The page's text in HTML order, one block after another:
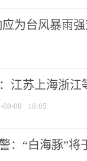
为台风暴雨
江苏上海浙江
08-08 10:05
：“白海豚”将